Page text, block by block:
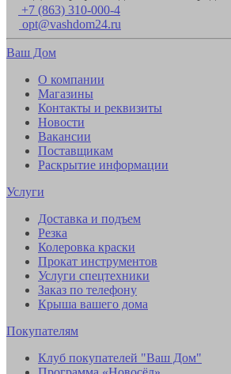
+7 (863) 310-000-4
opt@vashdom24.ru
Ваш Дом
О компании
Магазины
Контакты и реквизиты
Новости
Вакансии
Поставщикам
Раскрытие информации
Услуги
Доставка и подъем
Резка
Колеровка краски
Прокат инструментов
Услуги спецтехники
Заказ по телефону
Крыша вашего дома
Покупателям
Клуб покупателей "Ваш Дом"